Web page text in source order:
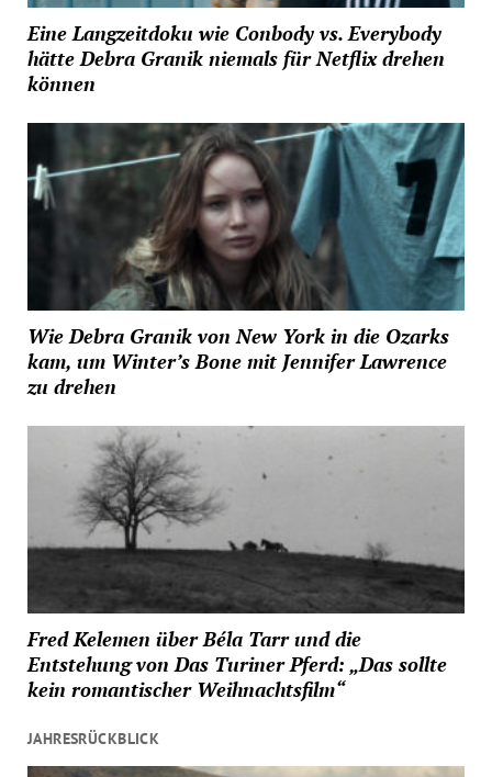
Eine Langzeitdoku wie Conbody vs. Everybody
hätte Debra Granik niemals für Netflix drehen
können
Wie Debra Granik von New York in die Ozarks
kam, um Winter’s Bone mit Jennifer Lawrence
zu drehen
Fred Kelemen über Béla Tarr und die
Entstehung von Das Turiner Pferd: „Das sollte
kein romantischer Weihnachtsfilm“
JAHRESRÜCKBLICK